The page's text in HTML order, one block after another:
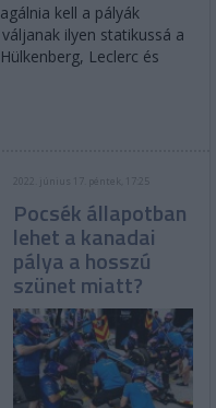
kell a pályák
ilyen statikussá a
Leclerc és
2022. június 17. péntek, 17:25
Pocsék állapotban
lehet a kanadai
pálya a hosszú
szünet miatt?